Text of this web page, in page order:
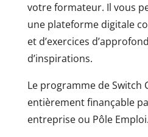
votre formateur. Il vous
une plateforme digitale
et d’exercices
d’inspirations.
Le programme de Switch
entièrement finançable
entreprise ou Pôle